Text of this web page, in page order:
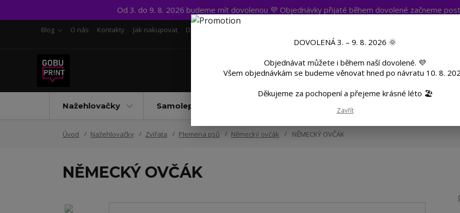
Od 3. do 9. 8. 2026 budeme mít dovolenou 💜 Objednávky přijaté během dovolené začneme
Blog O nás Kontakty Jak nakupovat Doprava a platba
Hledat
+420
Nažehlovačky Samolepky UV DTF
Úvod Nažehlovačky Zvířata Plemena psů Německý ovčák NĚMECKÝ OVČÁK
NĚMECKÝ OVČÁK
DOVOLENÁ 3. – 9. 8. 2026 🌞
Objednávat můžete i během naší dovolené. 💜
Všem objednávkám se budeme věnovat hned po návratu 10. 8.
Děkujeme za pochopení a přejeme krásné léto 🏖️
Zavřít